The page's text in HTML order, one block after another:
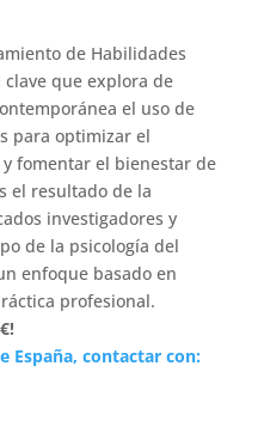
de Habilidades
que explora de
el uso de
para optimizar el
fomentar el bienestar de
el resultado de la
investigadores y
de la psicología del
enfoque basado en
profesional.
España, contactar con: